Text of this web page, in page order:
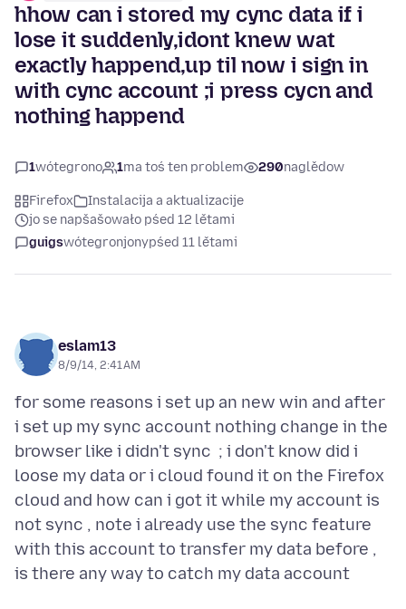
hhow can i stored my cync data if i
lose it suddenly,idont knew wat
exactly happend,up til now i sign in
with cync account ;i press cycn and
nothing happend
1wótegrono 1ma toś ten problem 290naglědow
Firefox
Instalacija a aktualizacije
jo se napšašowało pśed 12 lětami
guigswótegronjonypśed 11 lětami
eslam13
8/9/14, 2:41 AM
for some reasons i set up an new win and after
i set up my sync account nothing change in the
browser like i didn't sync ; i don't know did i
loose my data or i cloud found it on the Firefox
cloud and how can i got it while my account is
not sync , note i already use the sync feature
with this account to transfer my data before ,